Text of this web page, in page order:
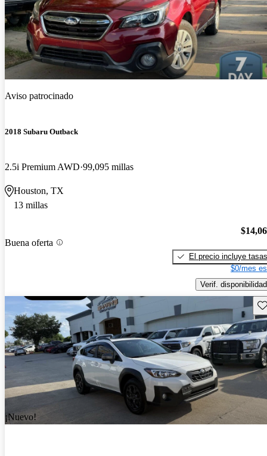
Aviso patrocinado
2018 Subaru Outback
2.5i Premium AWD 99,095 millas
Houston, TX
13 millas
Buena oferta
El precio incluye tasas
$0/mes
Verif. disponibilidad
¡Nuevo!